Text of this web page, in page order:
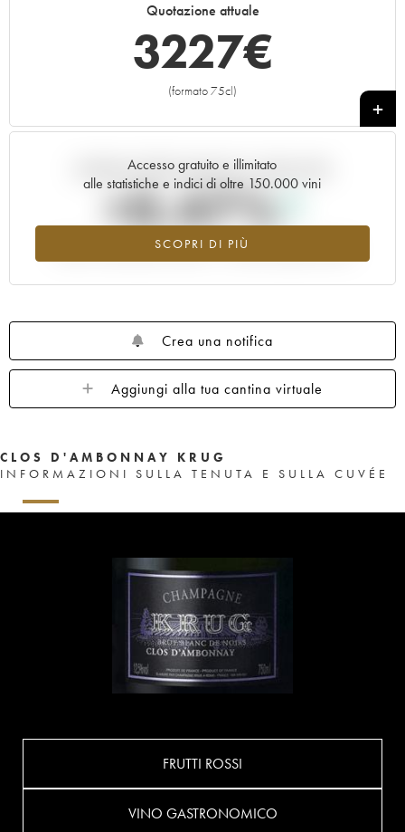
Quotazione attuale
3227€
(formato 75cl)
+
Accesso gratuito e illimitato
alle statistiche e indici di oltre 150.000 vini
SCOPRI DI PIÙ
Andamento della quotazione in tempo reale
+0.47%
Valore in aumento per l'annata ---- nel 2026 rispetto al 2025
Crea una notifica
Aggiungi alla tua cantina virtuale
CLOS D'AMBONNAY KRUG
INFORMAZIONI SULLA TENUTA E SULLA CUVÉE
FRUTTI ROSSI
VINO GASTRONOMICO